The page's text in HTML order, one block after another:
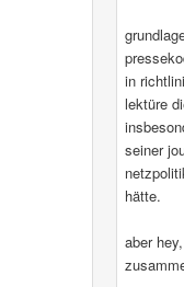
in
lektüre
seiner
hätte.
aber